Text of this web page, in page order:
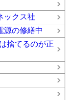
ックス社
源の修繕中
捨てるのが正